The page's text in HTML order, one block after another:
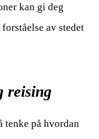
kan gi deg
av stedet
reising
tenke på hvordan